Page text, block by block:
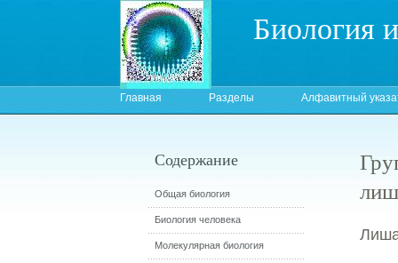
Биология
Главная Разделы Алфавитный
Содержание
Общая биология
Биология человека
Молекулярная биология